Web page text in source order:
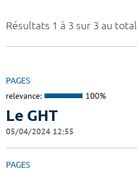
Résultats 1 à 3 sur 3 au total
PAGES
relevance: 100%
Le GHT
05/04/2024 12:55
PAGES